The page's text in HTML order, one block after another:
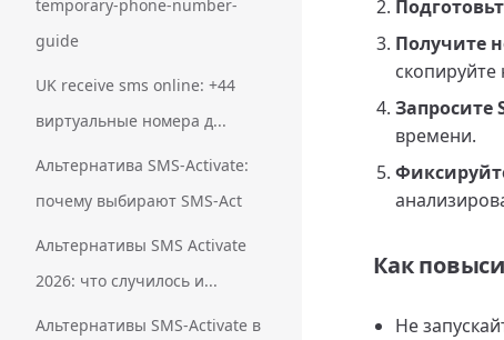
temporary-phone-number-
guide
UK receive sms online: +44
виртуальные номера д...
Альтернатива SMS-Activate:
почему выбирают SMS-Act
Альтернативы SMS Activate
2026: что случилось и...
Альтернативы SMS-Activate в
Получите
Запросите
времени.
Как
Не